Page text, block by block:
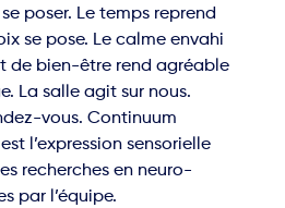
poser. Le temps reprend
se pose. Le calme envahi
de bien-être rend agréable
La salle agit sur nous.
vous. Continuum
l’expression sensorielle
recherches en neuro-
par l’équipe.